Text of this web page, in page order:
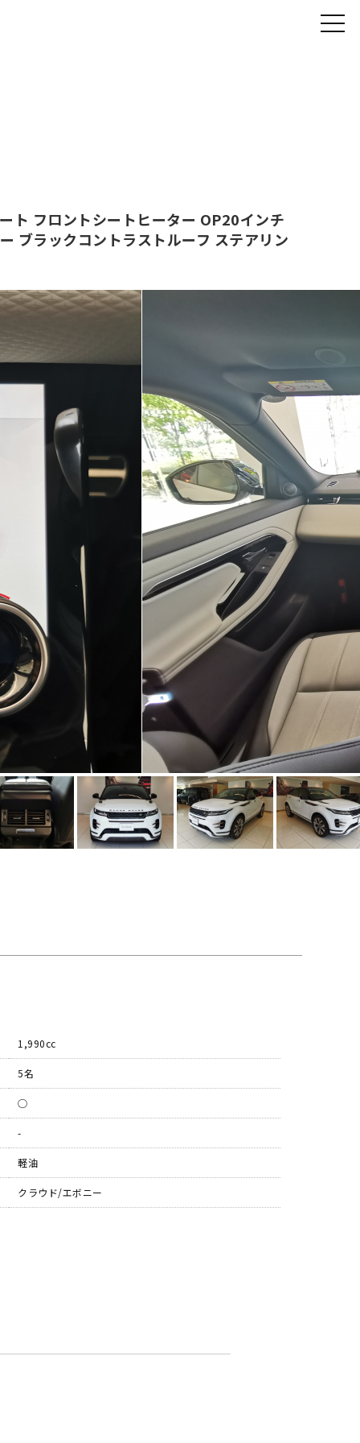
ト フロントシートヒーター OP20インチ
ブラックコントラストルーフ ステアリン
1,990cc
5名
◯
-
軽油
クラウド/エボニー